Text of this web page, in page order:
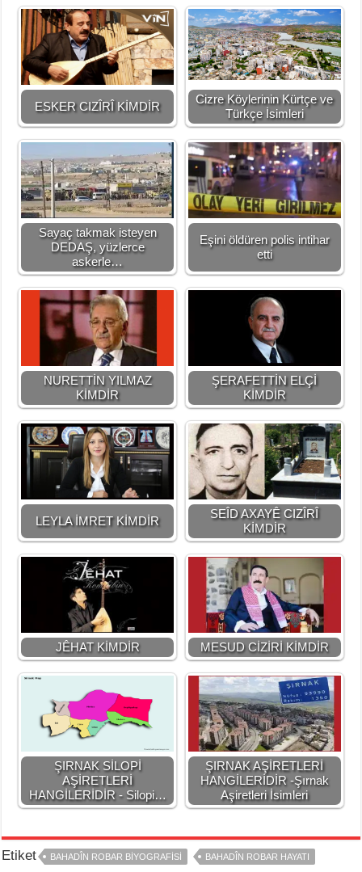
ESKER CIZÎRÎ KİMDİR
Cizre Köylerinin Kürtçe ve
Türkçe İsimleri
Sayaç takmak isteyen
DEDAŞ, yüzlerce
askerle…
Eşini öldüren polis intihar
etti
NURETTİN YILMAZ
KİMDİR
ŞERAFETTİN ELÇİ
KİMDİR
LEYLA İMRET KİMDİR
SEÎD AXAYÊ CIZÎRÎ
KİMDİR
JÊHAT KİMDİR MESUD CİZİRİ KİMDİR
ŞIRNAK SİLOPİ
AŞİRETLERİ
HANGİLERİDİR - Silopi…
ŞIRNAK AŞİRETLERİ
HANGİLERİDİR -Şırnak
Aşiretleri İsimleri
Etiket BAHADÎN ROBAR BİYOGRAFİSİ BAHADÎN ROBAR HAYATI